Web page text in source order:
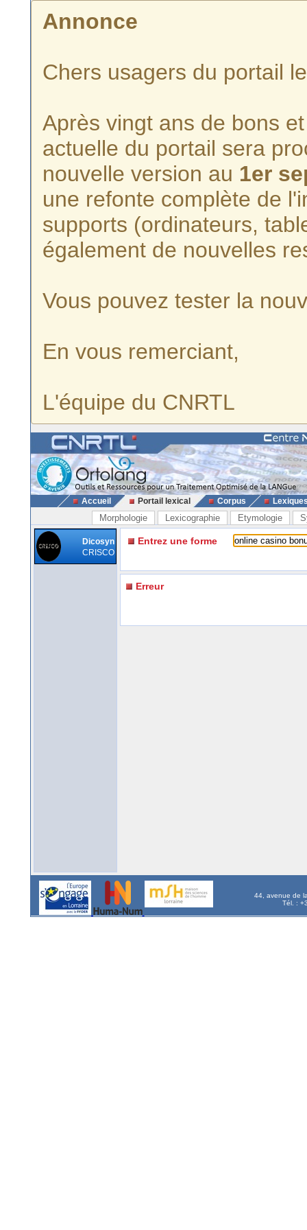
Annonce
Chers usagers du portail
Après vingt ans de bons
actuelle du portail sera
nouvelle version au 1er
une refonte complète de
supports (ordinateurs,
également de nouvelles
Vous pouvez tester la
En vous remerciant,
L'équipe du CNRTL
Accueil Portail lexical Corpus
Morphologie Lexicographie Etymologie
Dicosyn
CRISCO
Entrez une forme
Erreur
44, avenue de
Tél. :